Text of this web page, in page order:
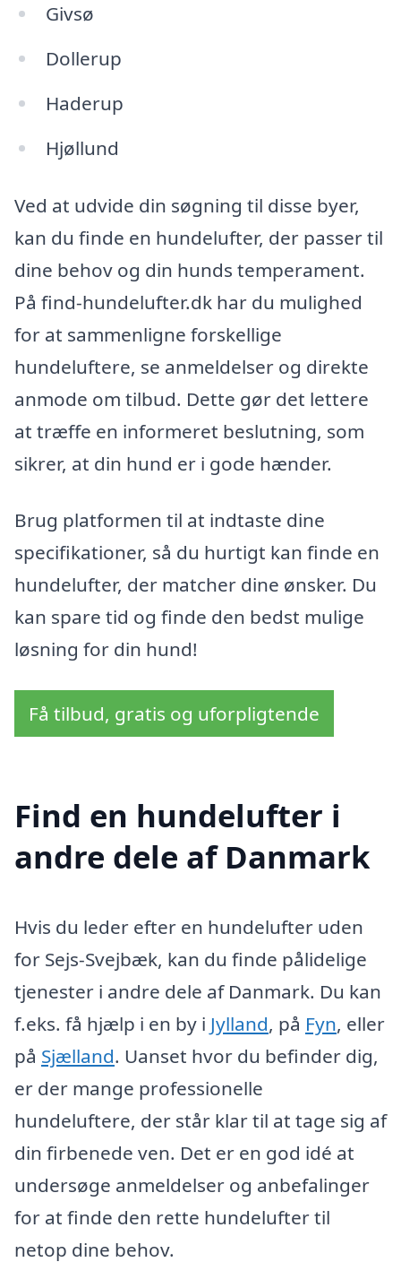
Givsø
Dollerup
Haderup
Hjøllund
Ved at udvide din søgning til disse byer,
kan du finde en hundelufter, der passer til
dine behov og din hunds temperament.
På find-hundelufter.dk har du mulighed
for at sammenligne forskellige
hundeluftere, se anmeldelser og direkte
anmode om tilbud. Dette gør det lettere
at træffe en informeret beslutning, som
sikrer, at din hund er i gode hænder.
Brug platformen til at indtaste dine
specifikationer, så du hurtigt kan finde en
hundelufter, der matcher dine ønsker. Du
kan spare tid og finde den bedst mulige
løsning for din hund!
Få tilbud, gratis og uforpligtende
Find en hundelufter i
andre dele af Danmark
Hvis du leder efter en hundelufter uden
for Sejs-Svejbæk, kan du finde pålidelige
tjenester i andre dele af Danmark. Du kan
f.eks. få hjælp i en by i Jylland, på Fyn, eller
på Sjælland. Uanset hvor du befinder dig,
er der mange professionelle
hundeluftere, der står klar til at tage sig af
din firbenede ven. Det er en god idé at
undersøge anmeldelser og anbefalinger
for at finde den rette hundelufter til
netop dine behov.